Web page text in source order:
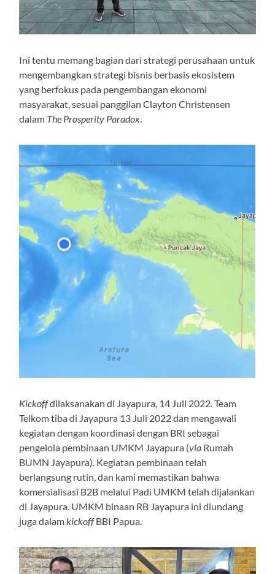
Ini tentu memang bagian dari strategi perusahaan untuk
mengembangkan strategi bisnis berbasis ekosistem
yang berfokus pada pengembangan ekonomi
masyarakat, sesuai panggilan Clayton Christensen
dalam The Prosperity Paradox.
Kickoffdilaksanakan di Jayapura, 14 Juli 2022. Team
Telkom tiba di Jayapura 13 Juli 2022 dan mengawali
kegiatan dengan koordinasi dengan BRI sebagai
pengelola pembinaan UMKM Jayapura (via Rumah
BUMN Jayapura). Kegiatan pembinaan telah
berlangsung rutin, dan kami memastikan bahwa
komersialisasi B2B melalui Padi UMKM telah dijalankan
di Jayapura. UMKM binaan RB Jayapura ini diundang
juga dalamkickoffBBI Papua.